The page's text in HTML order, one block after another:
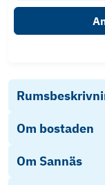
Om bostaden
Om Sannäs